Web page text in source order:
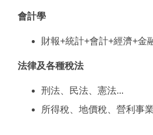
會計學
財報+統計+會計+經濟+金
法律及各種稅法
刑法、民法、憲法...
所得稅、地價稅、營利事